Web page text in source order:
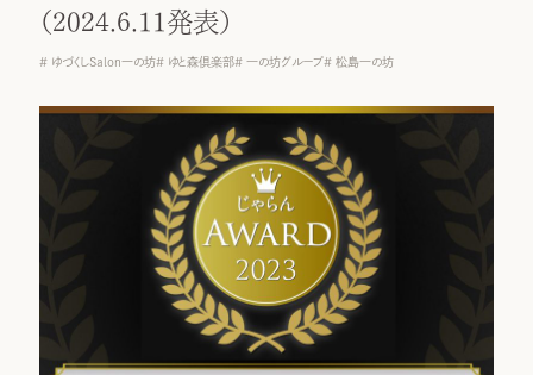
（2024.6.11発表）
ゆづくしSalon一の坊 ゆと森倶楽部 一の坊グループ 松島一の坊